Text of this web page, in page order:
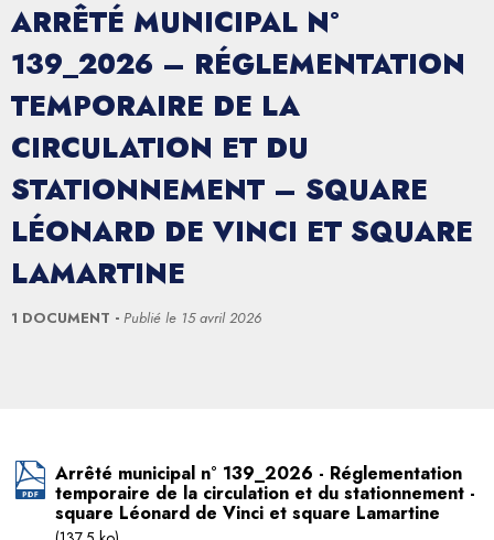
ARRÊTÉ MUNICIPAL N°
139_2026 – RÉGLEMENTATION
TEMPORAIRE DE LA
CIRCULATION ET DU
STATIONNEMENT – SQUARE
LÉONARD DE VINCI ET SQUARE
LAMARTINE
1 DOCUMENT Publié le 15 avril 2026
Arrêté municipal n° 139_2026 - Réglementation
temporaire de la circulation et du stationnement -
square Léonard de Vinci et square Lamartine